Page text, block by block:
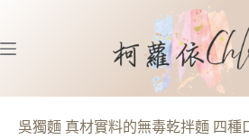
主
內
吳獨麵 真材實料的無毒乾拌麵 四種